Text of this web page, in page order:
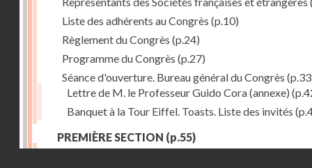
Liste des adhérents au Congrès (p.10)
Règlement du Congrès (p.24)
Programme du Congrès (p.27)
Séance d'ouverture. Bureau général du Congrès
Lettre de M. le Professeur Guido Cora (annexe)
Banquet à la Tour Eiffel. Toasts. Liste des invités
PREMIÈRE SECTION (p.55)
Séance du 13 août(p.57)